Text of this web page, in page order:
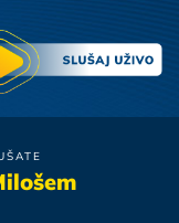
Zana